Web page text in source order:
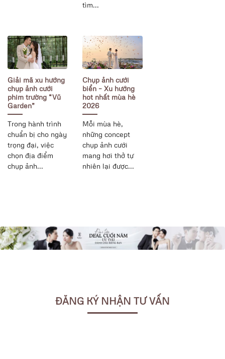
tìm...
Giải mã xu hướng
chụp ảnh cưới
phim trường “Vũ
Garden”
Trong hành trình
chuẩn bị cho ngày
trọng đại, việc
chọn địa điểm
chụp ảnh...
Chụp ảnh cưới
biển – Xu hướng
hot nhất mùa hè
2026
Mỗi mùa hè,
những concept
chụp ảnh cưới
mang hơi thở tự
nhiên lại được...
ĐĂNG KÝ NHẬN TƯ VẤN